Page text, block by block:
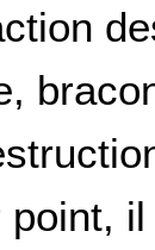
point,